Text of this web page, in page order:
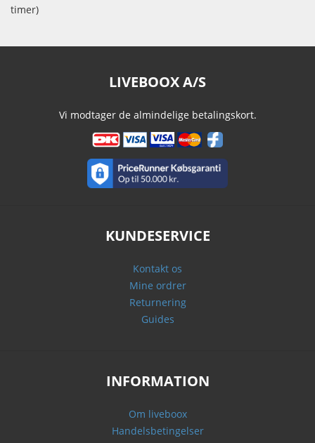
timer)
LIVEBOOX A/S
Vi modtager de almindelige betalingskort.
KUNDESERVICE
Kontakt os
Mine ordrer
Returnering
Guides
INFORMATION
Om liveboox
Handelsbetingelser